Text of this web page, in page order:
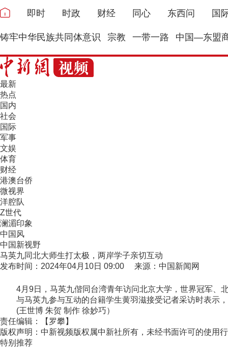
即时 时政 财经 同心 东西问 国
铸牢中华民族共同体意识 宗教 一带一路 中国—东盟
最新
热点
国内
社会
国际
军事
文娱
体育
财经
港澳台侨
微视界
洋腔队
Z世代
澜湄印象
中国风
中国新视野
马英九同北大师生打太极，两岸学子亲切互动
发布时间：2024年04月10日 09:00 来源：中国新闻网
4月9日，马英九偕同台湾青年访问北京大学，世界冠军、北
与马英九参与互动的台籍学生黄羽滋接受记者采访时表示，
(王世博 朱贺 制作 徐妙巧）
责任编辑：【罗攀】
版权声明：中新视频版权属中新社所有，未经书面许可的使用
特别推荐